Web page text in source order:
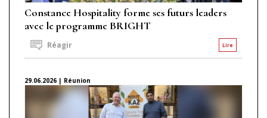
Constance Hospitality forme ses futurs leaders
avec le programme BRIGHT
Lire
Réagir
29.06.2026 | Réunion